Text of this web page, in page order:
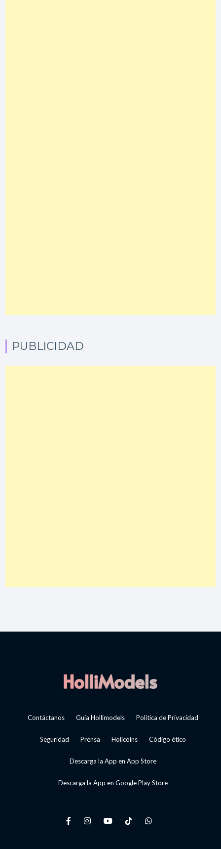
PUBLICIDAD
Contáctanos Guía Hollimodels Política de Privacidad
Seguridad Prensa Holicoins Código ético
Descarga la App en App Store
Descarga la App en Google Play Store